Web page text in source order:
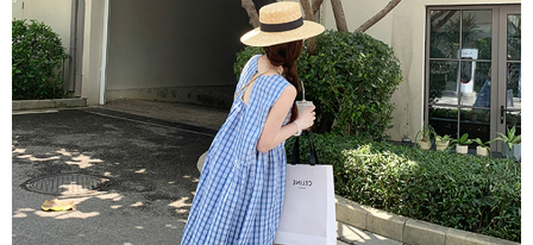
２．訂單成立數日內，您將收到繳費通知簡訊。
３．收到繳費通知簡訊後14天內，點擊此簡訊中的連結，可透過四大超商／
ATM／網路銀行／等多元方式進行付款，方視為交易完成。
※ 請注意：結帳手續完成當下不需立刻繳費，但若您需要取消訂單，請聯絡
購買商品的店家。未經商家同意取消之訂單仍視為有效，需透過AFTEE先享
後付繳納相關費用。
※ 交易是否成功請以「AFTEE先享後付 」之結帳頁面顯示為準，若有關於
是否繳費成功／繳費後需取消欲退款等相關疑問，請聯繫「AFTEE先享後付
客戶支援中心」https://netprotections.freshdesk.com/support/home
【注意事項】
每筆NT$80，滿NT$1,500(含以上)免運費
萊爾富取貨付款
每筆NT$80，滿NT$1,500(含以上)免運費
付款後萊爾富取貨
每筆NT$80，滿NT$1,500(含以上)免運費
離島取貨加價40